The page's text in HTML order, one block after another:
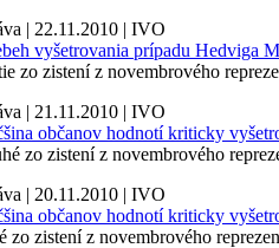
| 22.11.2010 | IVO
vyšetrovania prípadu Hedviga
zo zistení z novembrového
| 21.11.2010 | IVO
občanov hodnotí kriticky
zo zistení z novembrového
| 20.11.2010 | IVO
občanov hodnotí kriticky
zo zistení z novembrového